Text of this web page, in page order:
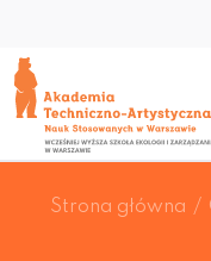
Strona główna